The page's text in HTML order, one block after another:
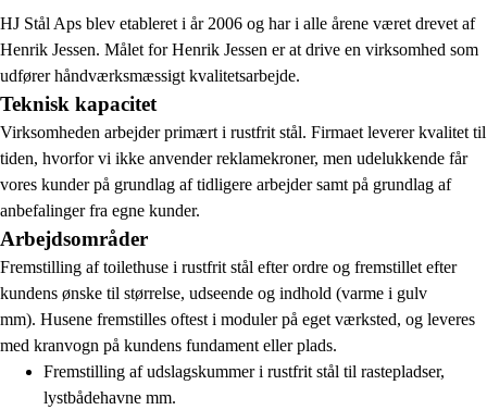
HJ Stål Aps blev etableret i år 2006 og har i alle årene været drevet af
Henrik Jessen. Målet for Henrik Jessen er at drive en virksomhed som
udfører håndværksmæssigt kvalitetsarbejde.
Teknisk kapacitet
Virksomheden arbejder primært i rustfrit stål. Firmaet leverer kvalitet til
tiden, hvorfor vi ikke anvender reklamekroner, men udelukkende får
vores kunder på grundlag af tidligere arbejder samt på grundlag af
anbefalinger fra egne kunder.
Arbejdsområder
Fremstilling af toilethuse i rustfrit stål efter ordre og fremstillet efter
kundens ønske til størrelse, udseende og indhold (varme i gulv
mm). Husene fremstilles oftest i moduler på eget værksted, og leveres
med kranvogn på kundens fundament eller plads.
Fremstilling af udslagskummer i rustfrit stål til rastepladser,
lystbådehavne mm.